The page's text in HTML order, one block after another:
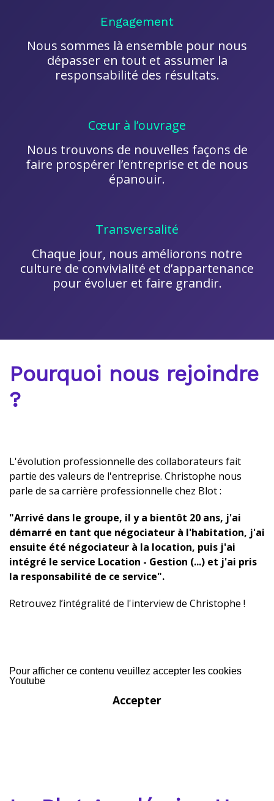
Engagement
Nous sommes là ensemble pour nous
dépasser en tout et assumer la
responsabilité des résultats.
Cœur à l’ouvrage
Nous trouvons de nouvelles façons de
faire prospérer l’entreprise et de nous
épanouir.
Transversalité
Chaque jour, nous améliorons notre
culture de convivialité et d’appartenance
pour évoluer et faire grandir.
Pourquoi nous rejoindre
?
L'évolution professionnelle des collaborateurs fait
partie des valeurs de l'entreprise. Christophe nous
parle de sa carrière professionnelle chez Blot :
"Arrivé dans le groupe, il y a bientôt 20 ans, j'ai
démarré en tant que négociateur à l'habitation, j'ai
ensuite été négociateur à la location, puis j'ai
intégré le service Location - Gestion (...) et j'ai pris
la responsabilité de ce service".
Retrouvez l’intégralité de l'interview de Christophe !
Pour afficher ce contenu veuillez accepter les cookies
Youtube
Accepter